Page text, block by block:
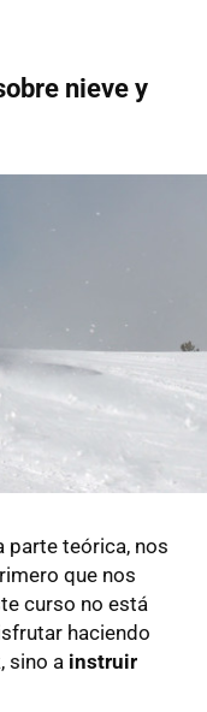
nieve y
parte teórica, nos
que nos
curso no está
haciendo
sino a instruir